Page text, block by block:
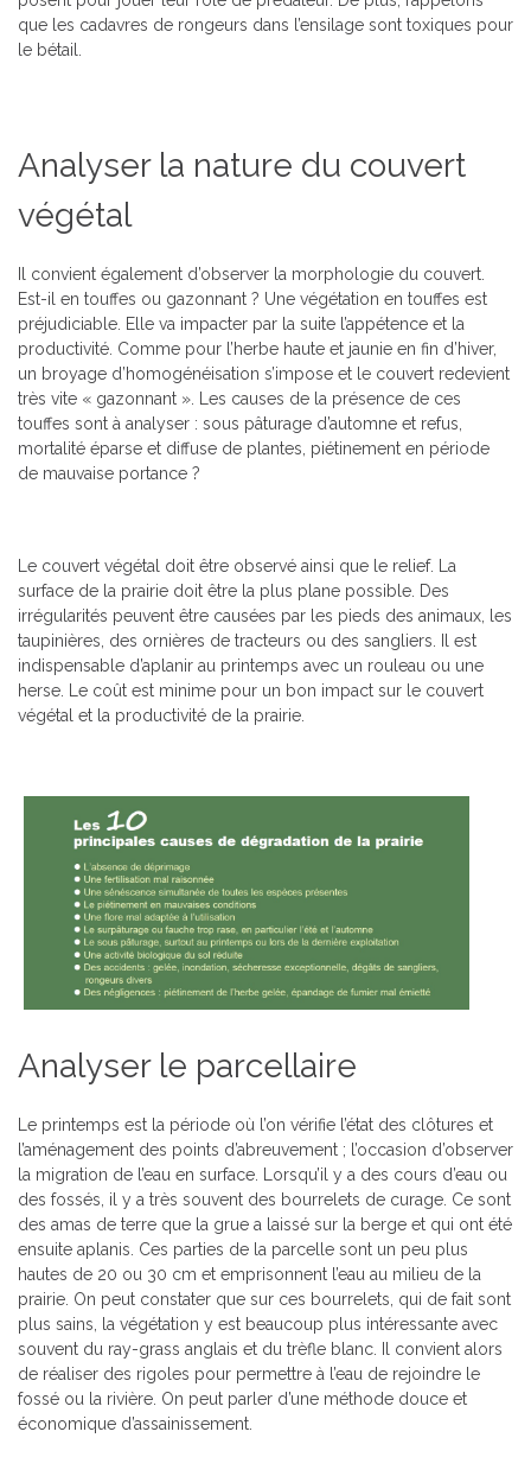
que les cadavres de rongeurs dans l’ensilage sont toxiques pour
le bétail.
Analyser la nature du couvert
végétal
Il convient également d’observer la morphologie du couvert.
Est-il en touffes ou gazonnant ? Une végétation en touffes est
préjudiciable. Elle va impacter par la suite l’appétence et la
productivité. Comme pour l’herbe haute et jaunie en fin d’hiver,
un broyage d’homogénéisation s’impose et le couvert redevient
très vite « gazonnant ». Les causes de la présence de ces
touffes sont à analyser : sous pâturage d’automne et refus,
mortalité éparse et diffuse de plantes, piétinement en période
de mauvaise portance ?
Le couvert végétal doit être observé ainsi que le relief. La
surface de la prairie doit être la plus plane possible. Des
irrégularités peuvent être causées par les pieds des animaux, les
taupinières, des ornières de tracteurs ou des sangliers. Il est
indispensable d’aplanir au printemps avec un rouleau ou une
herse. Le coût est minime pour un bon impact sur le couvert
végétal et la productivité de la prairie.
Analyser le parcellaire
Le printemps est la période où l’on vérifie l’état des clôtures et
l’aménagement des points d’abreuvement ; l’occasion d’observer
la migration de l’eau en surface. Lorsqu’il y a des cours d’eau ou
des fossés, il y a très souvent des bourrelets de curage. Ce sont
des amas de terre que la grue a laissé sur la berge et qui ont été
ensuite aplanis. Ces parties de la parcelle sont un peu plus
hautes de 20 ou 30 cm et emprisonnent l’eau au milieu de la
prairie. On peut constater que sur ces bourrelets, qui de fait sont
plus sains, la végétation y est beaucoup plus intéressante avec
souvent du ray-grass anglais et du trèfle blanc. Il convient alors
de réaliser des rigoles pour permettre à l’eau de rejoindre le
fossé ou la rivière. On peut parler d’une méthode douce et
économique d’assainissement.